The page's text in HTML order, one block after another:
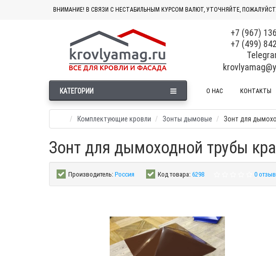
ВНИМАНИЕ! В СВЯЗИ С НЕСТАБИЛЬНЫМ КУРСОМ ВАЛЮТ, УТОЧНЯЙТЕ,
+7 (967)
+7 (499)
КАТЕГОРИИ О НАС КОНТАКТЫ
Комплектующие кровли Зонты дымовые Зонт для
Зонт для дымоходной трубы
Производитель:Россия Код товара:6298 0